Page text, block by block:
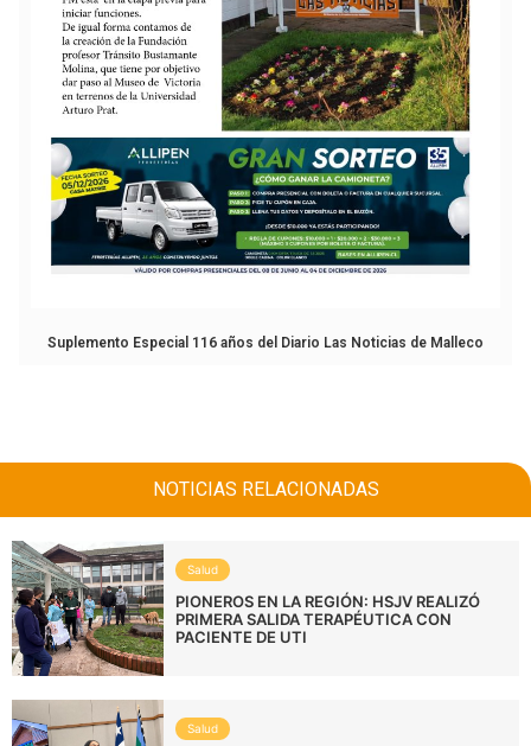
Suplemento Especial 116 años del Diario Las Noticias de Malleco
NOTICIAS RELACIONADAS
Salud
PIONEROS EN LA REGIÓN: HSJV REALIZÓ
PRIMERA SALIDA TERAPÉUTICA CON
PACIENTE DE UTI
Salud